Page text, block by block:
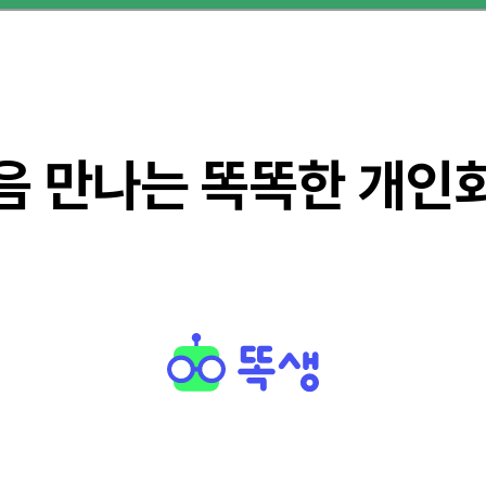
만나는 똑똑한 개인